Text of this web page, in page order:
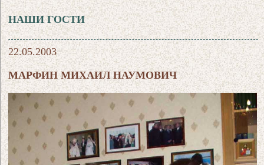
НАШИ ГОСТИ
22.05.2003
МАРФИН МИХАИЛ НАУМОВИЧ